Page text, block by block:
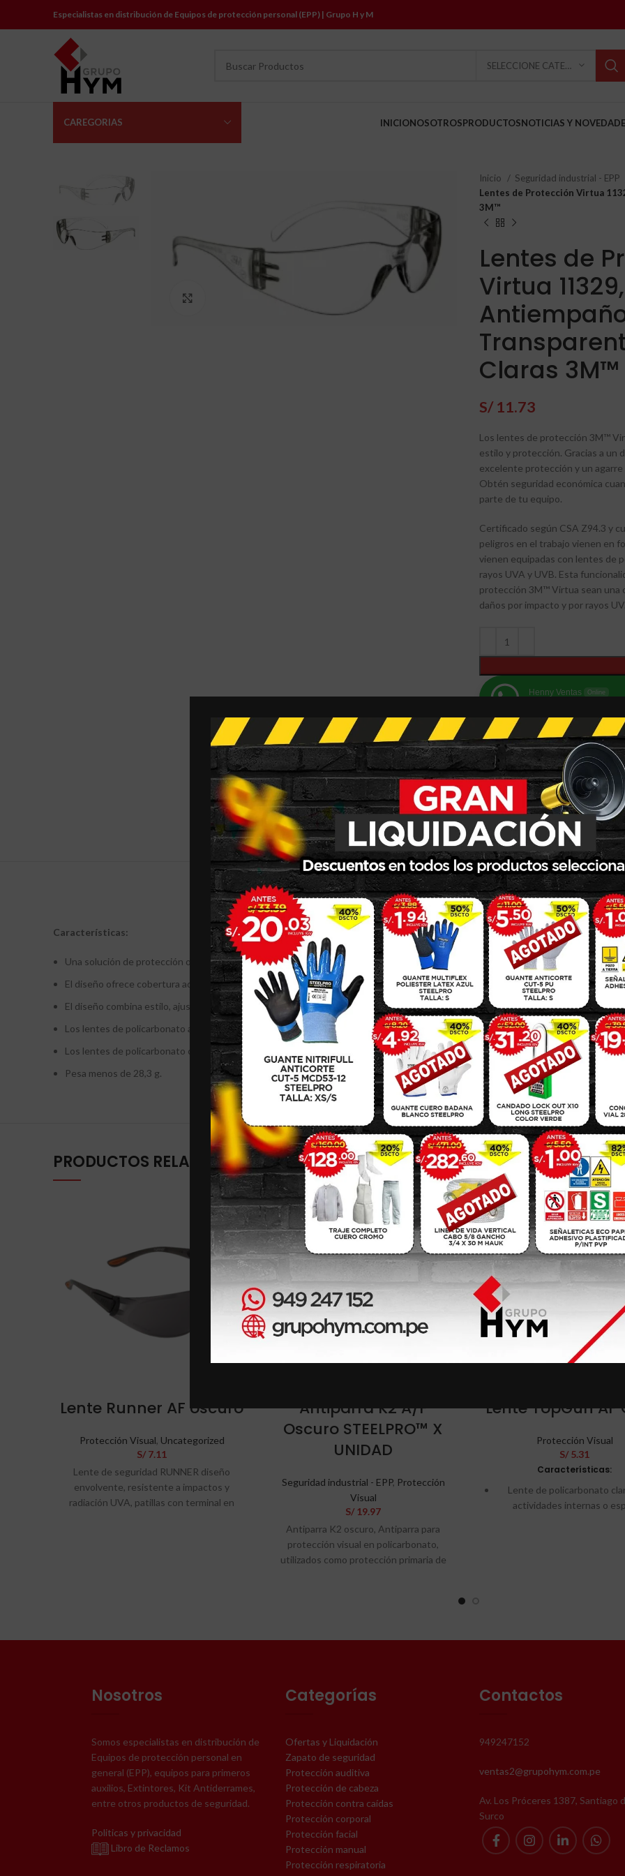
Especialistas en distribución de Equipos de protección personal (EPP) | Grupo H y M
SELECCIONE CATEGORÍA
CAREGORIAS INICIONOSOTROSPRODUCTOSNOTICIAS Y
Inicio Seguridad industrial - EPP
Lentes de Protección Virtua
3M™
Lentes de
Virtua
Claras 3M™
S/11.73
Los lentes de protección 3M™
estilo y protección. Gracias a un
excelente protección y un
Obtén seguridad económica
parte de tu equipo.
Certificado según CSA Z94.3 y
peligros en el trabajo vienen en
vienen equipadas con lentes de
rayos UVA y UVB. Esta
protección 3M™ Virtua sean una
daños por impacto y por rayos UV.
Henny Ventas Online
Compare Sumar a
SKU:30552
Categoría:Protección Visual
Share:
DESCRIPCIÓN INFORMACIÓN ADICIONAL VALORACIONES (0)
Características:
Una solución de protección ocular de bajo costo.
El diseño ofrece cobertura adicional y agarre.
El diseño combina estilo, ajuste y comodidad liviana.
Los lentes de policarbonato absorben el 99,9% de los dañinos rayos UVA y UVB.
Los lentes de policarbonato clasificadas como U6 absorben el 99.9% de los rayos UVA, UVB y UVC entre 200 nm y 380 nm.
Pesa menos de 28,3 g.
PRODUCTOS RELACIONADOS
Lente Runner AF oscuro
Protección Visual, Uncategorized
S/ 7.11
Lente de seguridad RUNNER diseño
envolvente, resistente a impactos y
radiación UVA, patillas con terminal en
Antiparra K2 A/F
Oscuro STEELPRO™ X
UNIDAD
Seguridad industrial - EPP, Protección
Visual
S/ 19.97
Antiparra K2 oscuro, Antiparra para
protección visual en policarbonato,
utilizados como protección primaria de
Lente TopGun AF
Protección Visual
S/ 5.31
Características:
Lente de policarbonato
actividades internas o
Cordón de seguridad
Nosotros
Somos especialistas en distribución de
Equipos de protección personal en
general (EPP), equipos para primeros
auxilios, Extintores, Kit Antiderrames,
entre otros productos de seguridad.
Politicas y privacidad
Libro de Reclamos
Categorías
Ofertas y Liquidación
Zapato de seguridad
Protección auditiva
Protección de cabeza
Protección contra caídas
Protección corporal
Protección facial
Protección manual
Protección respiratoria
Contactos
949247152
ventas2@grupohym.com.pe
Av. Los Próceres 1387, Santiago
Surco